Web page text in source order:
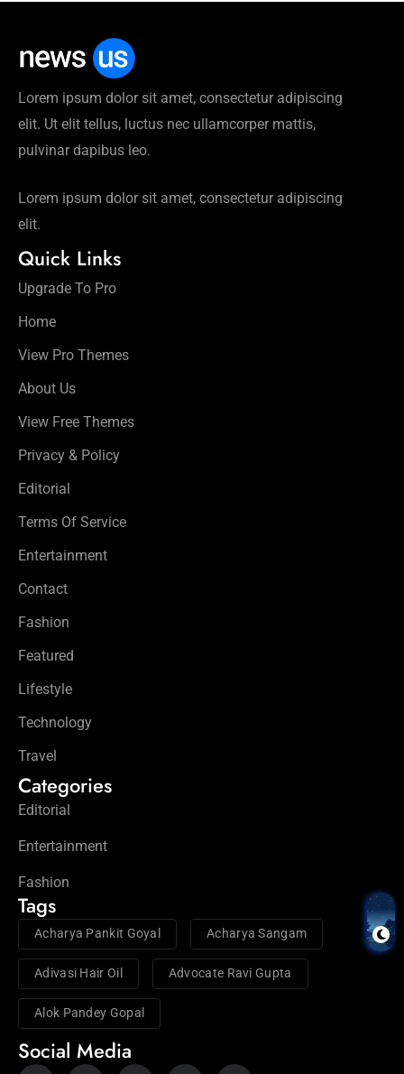
Lorem ipsum dolor sit amet, consectetur adipiscing
elit. Ut elit tellus, luctus nec ullamcorper mattis,
pulvinar dapibus leo.
Lorem ipsum dolor sit amet, consectetur adipiscing
elit.
Quick Links
Upgrade To Pro
Home
View Pro Themes
About Us
View Free Themes
Privacy & Policy
Editorial
Terms Of Service
Entertainment
Contact
Fashion
Featured
Lifestyle
Technology
Travel
Categories
Editorial
Entertainment
Fashion
Tags
Acharya Pankit Goyal Acharya Sangam
Adivasi Hair Oil Advocate Ravi Gupta
Alok Pandey Gopal
Social Media